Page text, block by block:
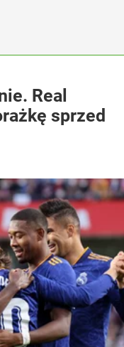
Real
sprzed